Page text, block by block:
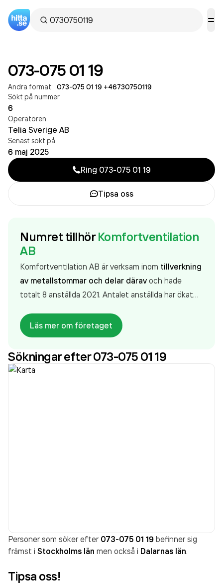
073-075 01 19
Andra format: 073-075 01 19 +46730750119
Sökt på nummer
6
Operatören
Telia Sverige AB
Senast sökt på
6 maj 2025
Ring 073-075 01 19
Tipsa oss
Numret tillhör Komfortventilation
AB
Komfortventilation AB är verksam inom tillverkning
av metallstommar och delar därav och hade
totalt 8 anställda 2021. Antalet anställda har ökat
personer på företaget. Bolaget är ett aktiebolag
som varit aktivt sedan 1990. Komfortventilation AB
omsatte 13 657 000,00 kr
senaste räkenskapsåret
(2021).
Läs mer om företaget
Sökningar efter 073-075 01 19
Personer som söker efter 073-075 01 19 befinner sig
främst i Stockholms län men också i Dalarnas län.
Tipsa oss!